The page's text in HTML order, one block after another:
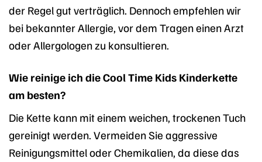
der Regel gut verträglich. Dennoch empfehlen wir
bei bekannter Allergie, vor dem Tragen einen Arzt
oder Allergologen zu konsultieren.
Wie reinige ich die Cool Time Kids Kinderkette
am besten?
Die Kette kann mit einem weichen, trockenen Tuch
gereinigt werden. Vermeiden Sie aggressive
Reinigungsmittel oder Chemikalien, da diese das